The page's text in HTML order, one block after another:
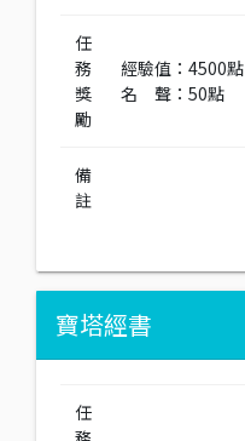
任
務
獎
勵
經驗值：4500點
名 聲：50點
備
註
寶塔經書
任